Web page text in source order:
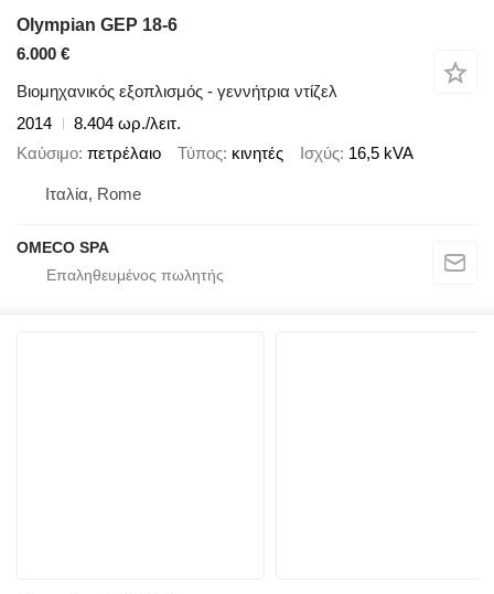
Olympian GEP 18-6
6.000 €
Βιομηχανικός εξοπλισμός - γεννήτρια ντίζελ
2014
8.404 ωρ./λειτ.
Καύσιμο πετρέλαιο Τύπος κινητές Ισχύς 16,5 kVA
Ιταλία, Rome
OMECO SPA